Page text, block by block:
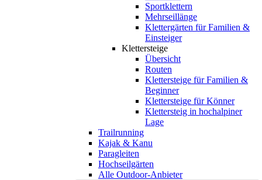
Sportklettern
Mehrseillänge
Klettergärten für Familien &
Einsteiger
Klettersteige
Übersicht
Routen
Klettersteige für Familien &
Beginner
Klettersteige für Könner
Klettersteig in hochalpiner
Lage
Trailrunning
Kajak & Kanu
Paragleiten
Hochseilgärten
Alle Outdoor-Anbieter